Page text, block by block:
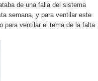
de una falla del sistema
semana, y para ventilar este
para ventilar el tema de la falta